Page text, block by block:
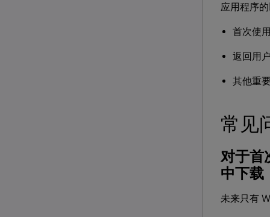
应用程序
首次使
返回用
其他重
常见
对于首
中下载
未来只有